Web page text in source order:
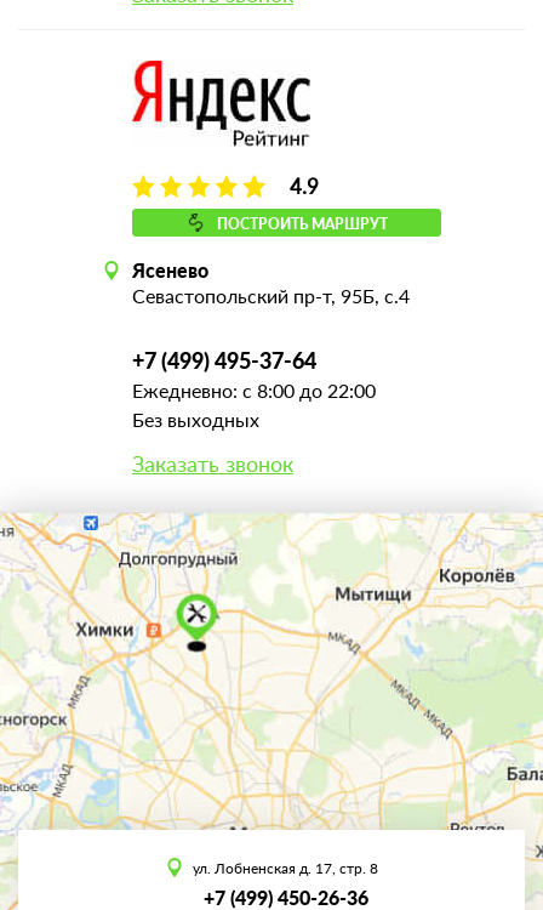
4.9
ПОСТРОИТЬ МАРШРУТ
Ясенево
Севастопольский пр-т, 95Б, с.4
+7 (499) 495-37-64
Ежедневно: с 8:00 до 22:00
Без выходных
Заказать звонок
ул. Лобненская д. 17, стр. 8
+7 (499) 450-26-36